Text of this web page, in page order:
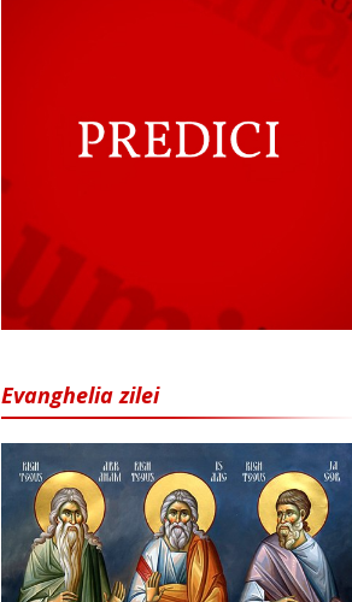
Evanghelia zilei